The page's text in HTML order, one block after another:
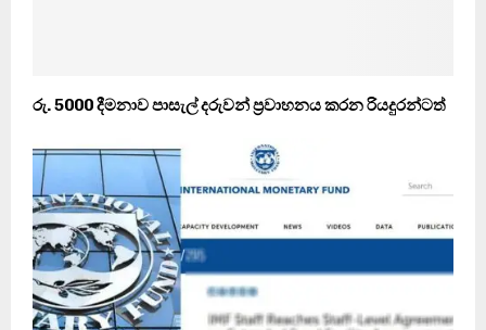
රු. 5000 දීමනාව පාසැල් දරුවන් ප්‍රවාහනය කරන රියදුරන්ටත්